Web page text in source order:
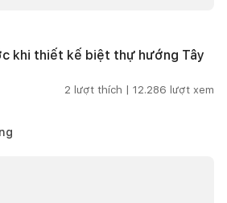
khi thiết kế biệt thự hướng Tây
2 lượt thích | 12.286 lượt xem